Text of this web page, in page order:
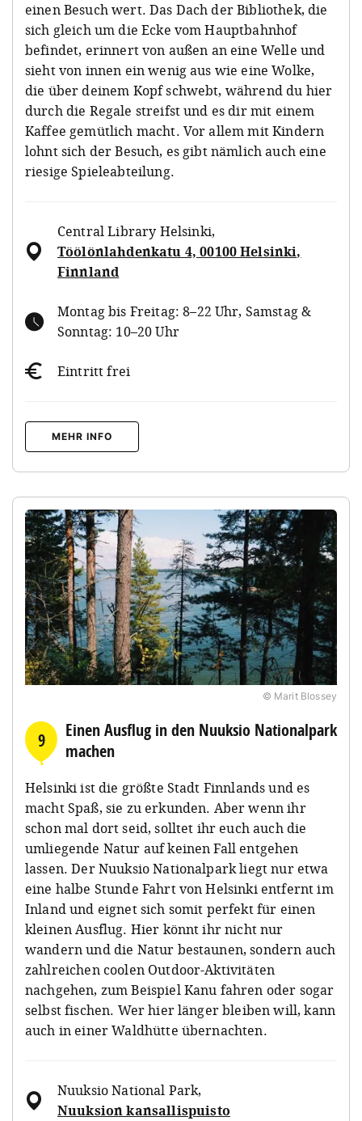
einen Besuch wert. Das Dach der Bibliothek, die
sich gleich um die Ecke vom Hauptbahnhof
befindet, erinnert von außen an eine Welle und
sieht von innen ein wenig aus wie eine Wolke,
die über deinem Kopf schwebt, während du hier
durch die Regale streifst und es dir mit einem
Kaffee gemütlich macht. Vor allem mit Kindern
lohnt sich der Besuch, es gibt nämlich auch eine
riesige Spieleabteilung.
Central Library Helsinki,
Töölönlahdenkatu 4, 00100 Helsinki,
Finnland
Montag bis Freitag: 8–22 Uhr, Samstag &
Sonntag: 10–20 Uhr
Eintritt frei
MEHR INFO
© Marit Blossey
9
Einen Ausflug in den Nuuksio Nationalpark
machen
Helsinki ist die größte Stadt Finnlands und es
macht Spaß, sie zu erkunden. Aber wenn ihr
schon mal dort seid, solltet ihr euch auch die
umliegende Natur auf keinen Fall entgehen
lassen. Der Nuuksio Nationalpark liegt nur etwa
eine halbe Stunde Fahrt von Helsinki entfernt im
Inland und eignet sich somit perfekt für einen
kleinen Ausflug. Hier könnt ihr nicht nur
wandern und die Natur bestaunen, sondern auch
zahlreichen coolen Outdoor-Aktivitäten
nachgehen, zum Beispiel Kanu fahren oder sogar
selbst fischen. Wer hier länger bleiben will, kann
auch in einer Waldhütte übernachten.
Nuuksio National Park,
Nuuksion kansallispuisto